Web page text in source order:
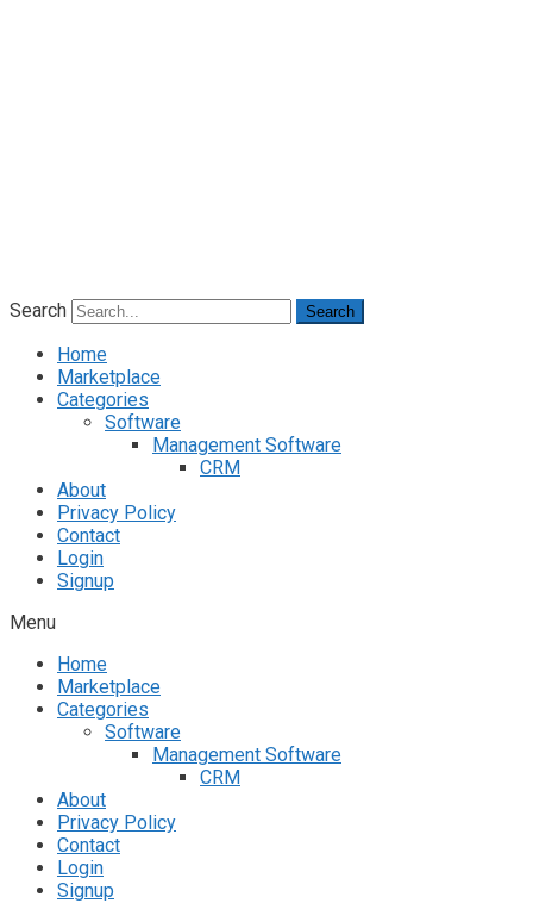
Search Search
Home
Marketplace
Categories
Software
Management Software
CRM
About
Privacy Policy
Contact
Login
Signup
Menu
Home
Marketplace
Categories
Software
Management Software
CRM
About
Privacy Policy
Contact
Login
Signup